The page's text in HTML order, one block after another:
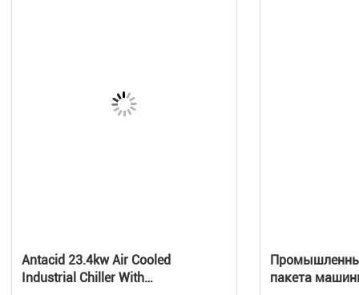
Antacid 23.4kw Air Cooled
Industrial Chiller With
пакета